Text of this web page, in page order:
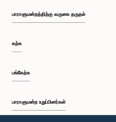
பாராளுமன்றத்திற்கு வருகை தருதல்
கற்க
பங்கேற்க
பாராளுமன்ற உறுப்பினர்கள்